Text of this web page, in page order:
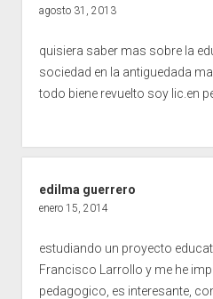
agosto 31, 2013
quisiera saber mas sobre la
sociedad en la antiguedada
todo biene revuelto soy lic.en
edilma guerrero
enero 15, 2014
estudiando un proyecto
Francisco Larrollo y me he
pedagogico, es interesante,